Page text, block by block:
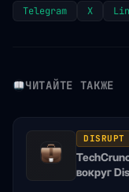
Telegram
X
ЧИТАЙТЕ ТАКЖЕ
DISRUPT
вокруг